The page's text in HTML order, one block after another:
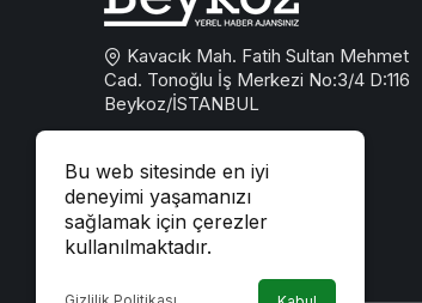
Bu web sitesinde en iyi
deneyimi yaşamanızı
sağlamak için çerezler
kullanılmaktadır.
Kavacık Mah. Fatih Sultan Mehmet
Cad. Tonoğlu İş Merkezi No:3/4 D:116
Beykoz/İSTANBUL
beykozguncel@gmail.com
iletisim@beykozguncel.com